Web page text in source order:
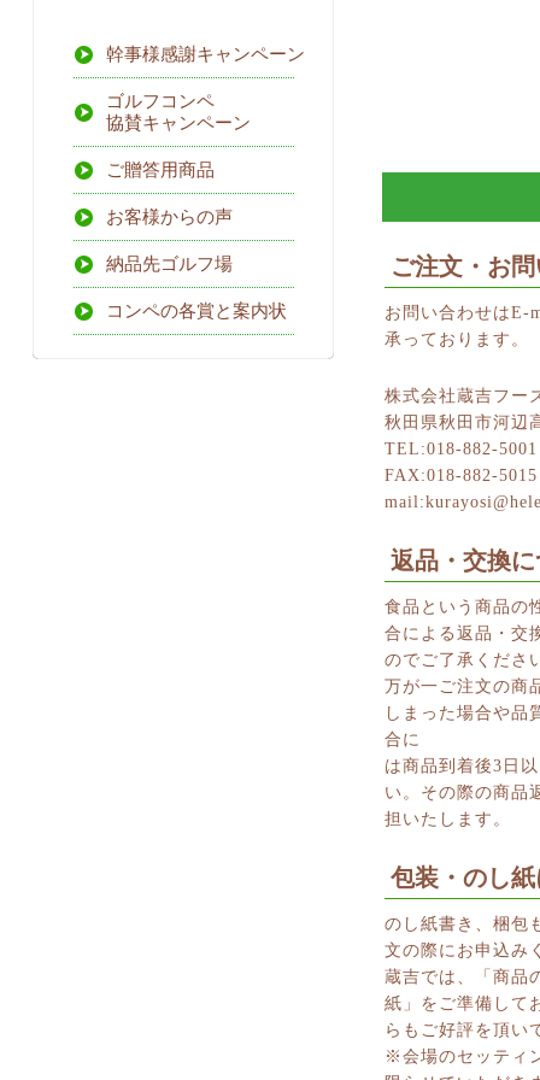
幹事様感謝キャンペーン
ゴルフコンペ
協賛キャンペーン
ご贈答用商品
お客様からの声
納品先ゴルフ場
コンペの各賞と案内状
ご注文・お
お問い合わせはE-
承っております。
株式会社蔵吉フー
秋田県秋田市河辺
TEL:018-882-5001
FAX:018-882-5015
返品・交換
食品という商品の
合による返品・交
のでご了承くださ
万が一ご注文の商
しまった場合や品
合に
は商品到着後3日
い。その際の商品
担いたします。
包装・のし
のし紙書き、梱包
文の際にお申込み
蔵吉では、「商品
紙」をご準備して
らもご好評を頂い
※会場のセッティ